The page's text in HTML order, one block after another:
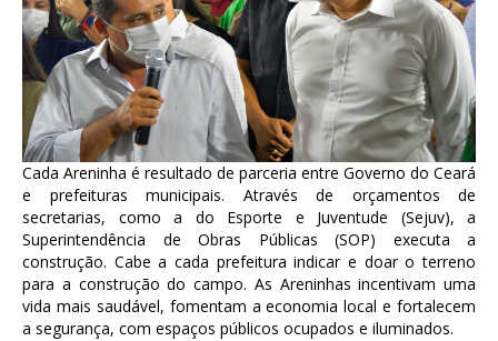
Cada Areninha é resultado de parceria entre Governo do Ceará
e prefeituras municipais. Através de orçamentos de
secretarias, como a do Esporte e Juventude (Sejuv), a
Superintendência de Obras Públicas (SOP) executa a
construção. Cabe a cada prefeitura indicar e doar o terreno
para a construção do campo. As Areninhas incentivam uma
vida mais saudável, fomentam a economia local e fortalecem
a segurança, com espaços públicos ocupados e iluminados.